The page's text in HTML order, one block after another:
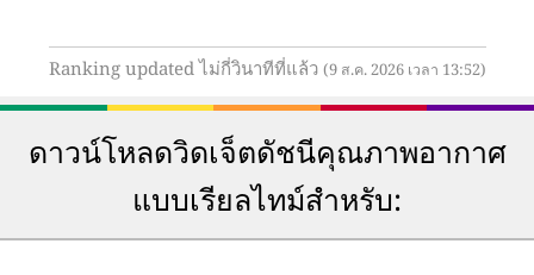
Ranking updated ไม่กี่วินาทีที่แล้ว (9 ส.ค. 2026 เวลา 13:52)
ดาวน์โหลดวิดเจ็ตดัชนีคุณภาพอากาศ
แบบเรียลไทม์สำหรับ: